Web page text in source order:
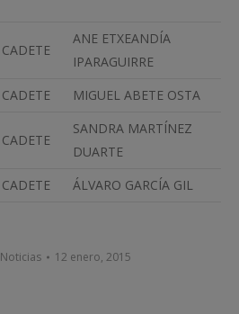
CADETE
ANE ETXEANDÍA
IPARAGUIRRE
CADETE MIGUEL ABETE OSTA
CADETE
SANDRA MARTÍNEZ
DUARTE
CADETE ÁLVARO GARCÍA GIL
Noticias 12 enero, 2015